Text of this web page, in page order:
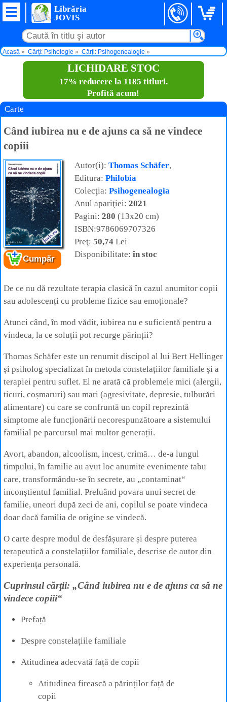
Librăria
JOVIS
Acasă Cărți: Psihologie
Cărți: Psihogenealogie
LICHIDARE STOC
17% reducere la 1185 titluri.
Profită acum!
Carte
Când iubirea nu e de ajuns ca să ne vindece
copiii
Cartea:
Când iubirea nu e de ajuns ca să ne
vindece copiii
Autor:
Cumpăr
Autor(i): Thomas Schäfer,
Editura: Philobia
Colecţia: Psihogenealogia
Anul apariţiei: 2021
Pagini: 280 (13x20 cm)
ISBN:9786069707326
Preţ: 50,74 Lei
Disponibilitate:în stoc
De ce nu dă rezultate terapia clasică în cazul anumitor copii
sau adolescenți cu probleme fizice sau emoționale?
Atunci când, în mod vădit, iubirea nu e suficientă pentru a
vindeca, la ce soluții pot recurge părinții?
Thomas Schäfer este un renumit discipol al lui Bert Hellinger
și psiholog specializat în metoda constelațiilor familiale și a
terapiei pentru suflet. El ne arată că problemele mici (alergii,
ticuri, coșmaruri) sau mari (agresivitate, depresie, tulburări
alimentare) cu care se confruntă un copil reprezintă
simptome ale funcționării necorespunzătoare a sistemului
familial pe parcursul mai multor generații.
Avort, abandon, alcoolism, incest, crimă… de-a lungul
timpului, în familie au avut loc anumite evenimente tabu
care, transformându-se în secrete, au „contaminat“
inconștientul familial. Preluând povara unui secret de
familie, uneori după zeci de ani, copilul se poate vindeca
doar dacă familia de origine se vindecă.
O carte despre modul de desfășurare și despre puterea
terapeutică a constelațiilor familiale, descrise de autor din
experiența personală.
Cuprinsul cărţii: „Când iubirea nu e de ajuns ca să ne
vindece copiii“
Prefață
Despre constelațiile familiale
Atitudinea adecvată față de copii
Atitudinea firească a părinților față de
copii